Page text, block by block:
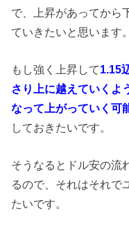
で、上昇があってから
ていきたいと思います。
もし強く上昇して1.15
さり上に越えていくよ
なって上がっていく可
しておきたいです。
そうなるとドル安の流
るので、それはそれで
たいです。